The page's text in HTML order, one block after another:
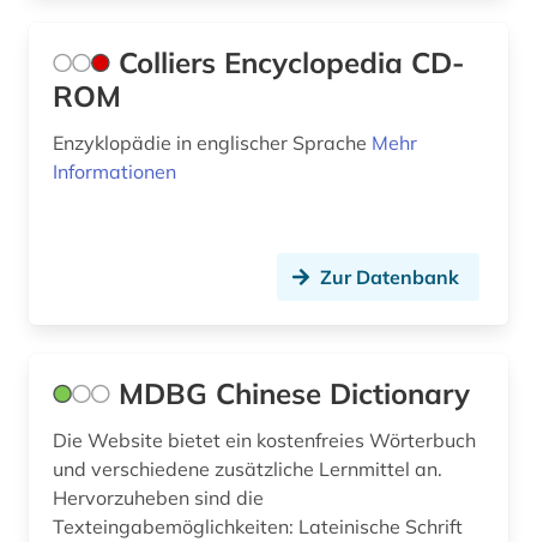
kinderliteratur (1)
korpus (4)
korpus (8)
Colliers Encyclopedia CD-
ROM
Enzyklopädie in englischer Sprache Mehr
Informationen
Zur Datenbank
MDBG Chinese Dictionary
Die Website bietet ein kostenfreies Wörterbuch
und verschiedene zusätzliche Lernmittel an.
Hervorzuheben sind die
Texteingabemöglichkeiten: Lateinische Schrift